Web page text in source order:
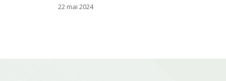
22 mai 2024